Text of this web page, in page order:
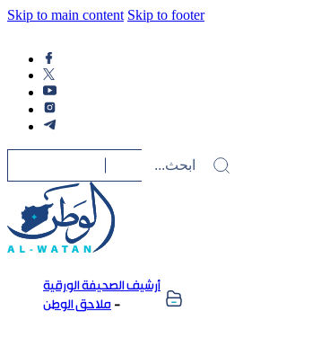
Skip to main content Skip to footer
أرشيف الصحيفة الورقية
ملاحق الوطن